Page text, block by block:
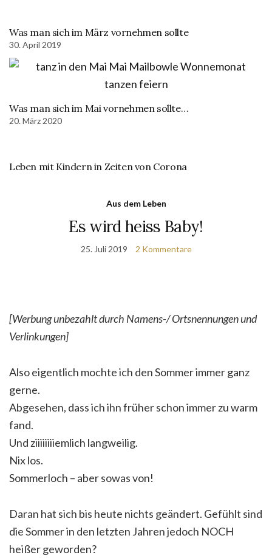
Was man sich im März vornehmen sollte
30. April 2019
Was man sich im Mai vornehmen sollte…
20. März 2020
Leben mit Kindern in Zeiten von Corona
Aus dem Leben
Es wird heiss Baby!
25. Juli 2019 2 Kommentare
[Werbung unbezahlt durch Namens-/ Ortsnennungen und
Verlinkungen]
Also eigentlich mochte ich den Sommer immer ganz
gerne.
Abgesehen, dass ich ihn früher schon immer zu warm
fand.
Und ziiiiiiiiemlich langweilig.
Nix los.
Sommerloch – aber sowas von!
Daran hat sich bis heute nichts geändert. Gefühlt sind
die Sommer in den letzten Jahren jedoch NOCH
heißer geworden?